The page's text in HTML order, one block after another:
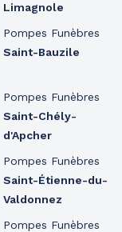
Limagnole
Pompes Funèbres
Saint-Bauzile
Pompes Funèbres
Saint-Chély-
d'Apcher
Pompes Funèbres
Saint-Étienne-du-
Valdonnez
Pompes Funèbres